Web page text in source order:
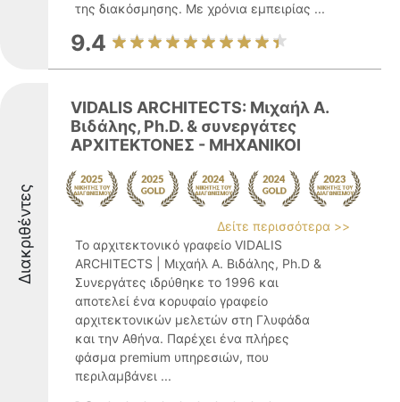
της διακόσμησης. Με χρόνια εμπειρίας ...
9.4
Διακριθέντες
VIDALIS ARCHITECTS: Μιχαήλ Α.
Βιδάλης, Ph.D. & συνεργάτες
ΑΡΧΙΤΕΚΤΟΝΕΣ - ΜΗΧΑΝΙΚΟΙ
Δείτε περισσότερα >>
Το αρχιτεκτονικό γραφείο VIDALIS
ARCHITECTS | Μιχαήλ Α. Βιδάλης, Ph.D &
Συνεργάτες ιδρύθηκε το 1996 και
αποτελεί ένα κορυφαίο γραφείο
αρχιτεκτονικών μελετών στη Γλυφάδα
και την Αθήνα. Παρέχει ένα πλήρες
φάσμα premium υπηρεσιών, που
περιλαμβάνει ...